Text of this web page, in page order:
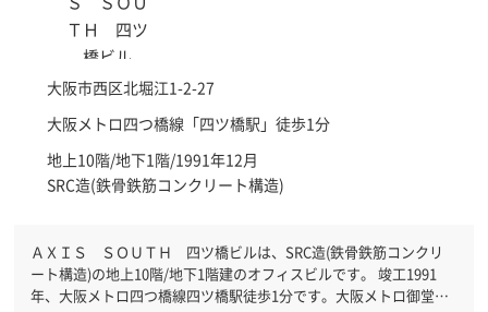
大阪市西区北堀江1-2-27
大阪メトロ四つ橋線「四ツ橋駅 」徒歩1分
地上10階/地下1階/1991年12月
SRC造(鉄骨鉄筋コンクリート構造)
ＡＸＩＳ ＳＯＵＴＨ 四ツ橋ビルは、SRC造(鉄骨鉄筋コンクリ
ート構造)の地上10階/地下1階建のオフィスビルです。 竣工1991
年、大阪メトロ四つ橋線四ツ橋駅徒歩1分です。大阪メトロ御堂筋